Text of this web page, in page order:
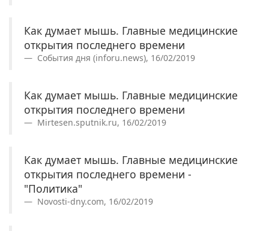
Как думает мышь. Главные медицинские
открытия последнего времени
События дня (inforu.news), 16/02/2019
Как думает мышь. Главные медицинские
открытия последнего времени
Mirtesen.sputnik.ru, 16/02/2019
Как думает мышь. Главные медицинские
открытия последнего времени -
"Политика"
Novosti-dny.com, 16/02/2019